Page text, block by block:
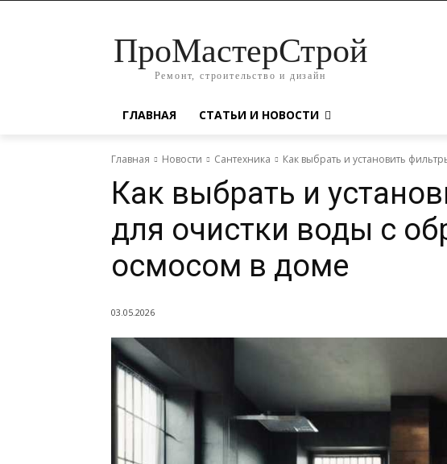
ПроМастерСтрой
Ремонт, строительство и дизайн
ГЛАВНАЯ СТАТЬИ И НОВОСТИ
Главная Новости Сантехника Как выбрать и установить
Как выбрать и
для очистки воды с
осмосом в доме
03.05.2026